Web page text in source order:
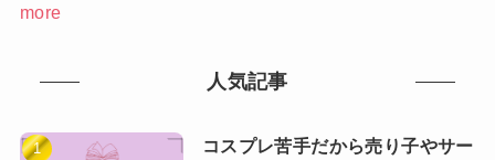
more
人気記事
コスプレ苦手だから売り子やサー